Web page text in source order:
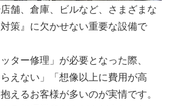
舗、倉庫、ビルなど、さまざまな
策』に欠かせない重要な設備で
ター修理」が必要となった際、
えない」「想像以上に費用が高
えるお客様が多いのが実情です。